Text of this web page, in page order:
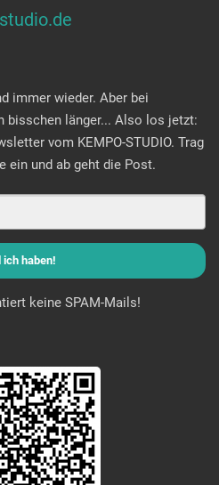
immer wieder. Aber bei
bisschen länger... Also los jetzt:
vom KEMPO-STUDIO. Trag
ein und ab geht die Post.
keine SPAM-Mails!